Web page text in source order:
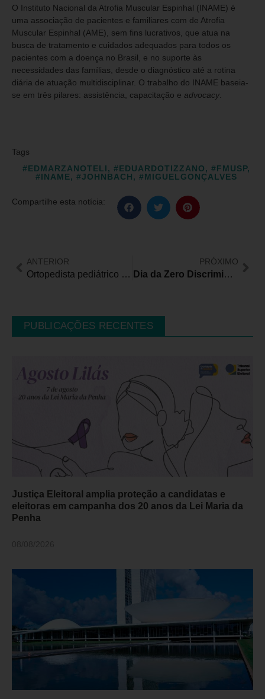
O Instituto Nacional da Atrofia Muscular Espinhal (INAME) é
uma associação de pacientes e familiares com de Atrofia
Muscular Espinhal (AME), sem fins lucrativos, que atua na
busca de tratamento e cuidados adequados para todos os
pacientes com a doença no Brasil, e no suporte às
necessidades das famílias, desde o diagnóstico até a rotina
diária de atuação multidisciplinar. O trabalho do INAME baseia-
se em três pilares: assistência, capacitação e advocacy
Tags
#EDMARZANOTELI, #EDUARDOTIZZANO, #FMUSP,
#INAME, #JOHNBACH, #MIGUELGONÇALVES
Compartilhe esta notícia:
ANTERIOR
Ortopedista pediátrico comenta “Ossos de Vidro” que atinge um a cada 10 mil recém-nascidos no mundo
PRÓXIMO
Dia da Zero Discriminação reforça a importância da inclusão de pessoas com deficiência no mercado de trabalho
PUBLICAÇÕES RECENTES
Justiça Eleitoral amplia proteção a candidatas e
eleitoras em campanha dos 20 anos da Lei Maria da
Penha